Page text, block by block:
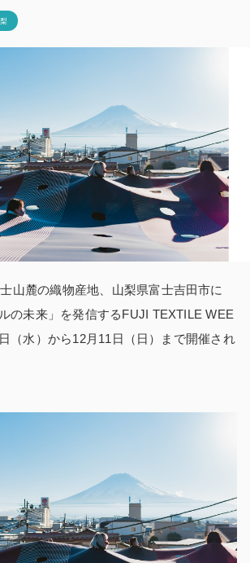
山麓の織物産地、山梨県富士吉田市に
の未来」を発信するFUJI TEXTILE WEE
（水）から12月11日（日）まで開催され